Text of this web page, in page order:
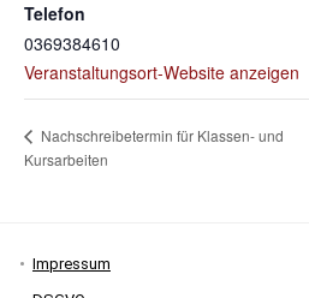
Telefon
0369384610
Veranstaltungsort-Website anzeigen
Nachschreibetermin für Klassen- und
Kursarbeiten
Impressum